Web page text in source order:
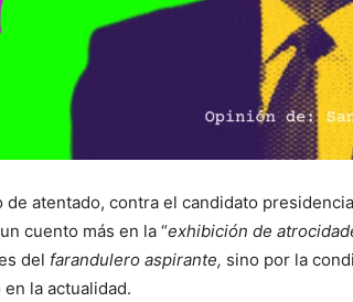
atentado, contra el candidato
cuento más en la “exhibición de
del farandulero aspirante, sino por la
la actualidad.